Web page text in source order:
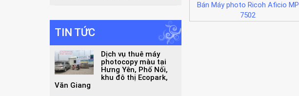
Bán Máy photo Ricoh Aficio MP
7502
TIN TỨC
Dịch vụ thuê máy
photocopy màu tại
Hưng Yên, Phố Nối,
khu đô thị Ecopark,
Văn Giang